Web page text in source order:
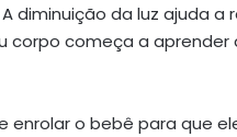
A diminuição da luz ajuda a
corpo começa a aprender
enrolar o bebê para que